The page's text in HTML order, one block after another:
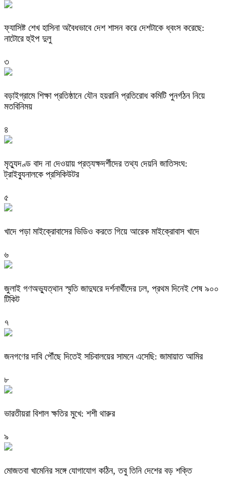
ফ্যাসিষ্ট শেখ হাসিনা অবৈধভাবে দেশ শাসন করে দেশটাকে ধ্বংস করেছে:
নাটোরে হুইপ দুলু
৩
বড়াইগ্রামে শিক্ষা প্রতিষ্ঠানে যৌন হয়রানি প্রতিরোধ কমিটি পুনর্গঠন নিয়ে
মতবিনিময়
৪
মৃত্যুদণ্ড বাদ না দেওয়ায় প্রত্যক্ষদর্শীদের তথ্য দেয়নি জাতিসংঘ:
ট্রাইব্যুনালকে প্রসিকিউটর
৫
খাদে পড়া মাইক্রোবাসের ভিডিও করতে গিয়ে আরেক মাইক্রোবাস খাদে
৬
জুলাই গণঅভ্যুত্থান স্মৃতি জাদুঘরে দর্শনার্থীদের ঢল, প্রথম দিনেই শেষ ৯০০
টিকিট
৭
জনগণের দাবি পৌঁছে দিতেই সচিবালয়ের সামনে এসেছি: জামায়াত আমির
৮
ভারতীয়রা বিশাল ক্ষতির মুখে: শশী থারুর
৯
মোজতবা খামেনির সঙ্গে যোগাযোগ কঠিন, তবু তিনি দেশের বড় শক্তি